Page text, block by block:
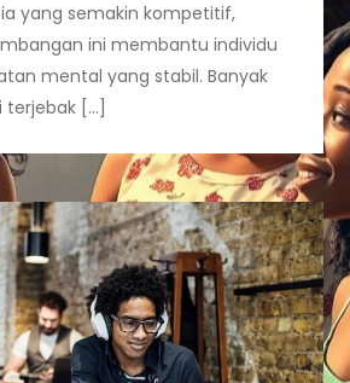
yang semakin kompetitif,
ini membantu individu
mental yang stabil. Banyak
terjebak […]